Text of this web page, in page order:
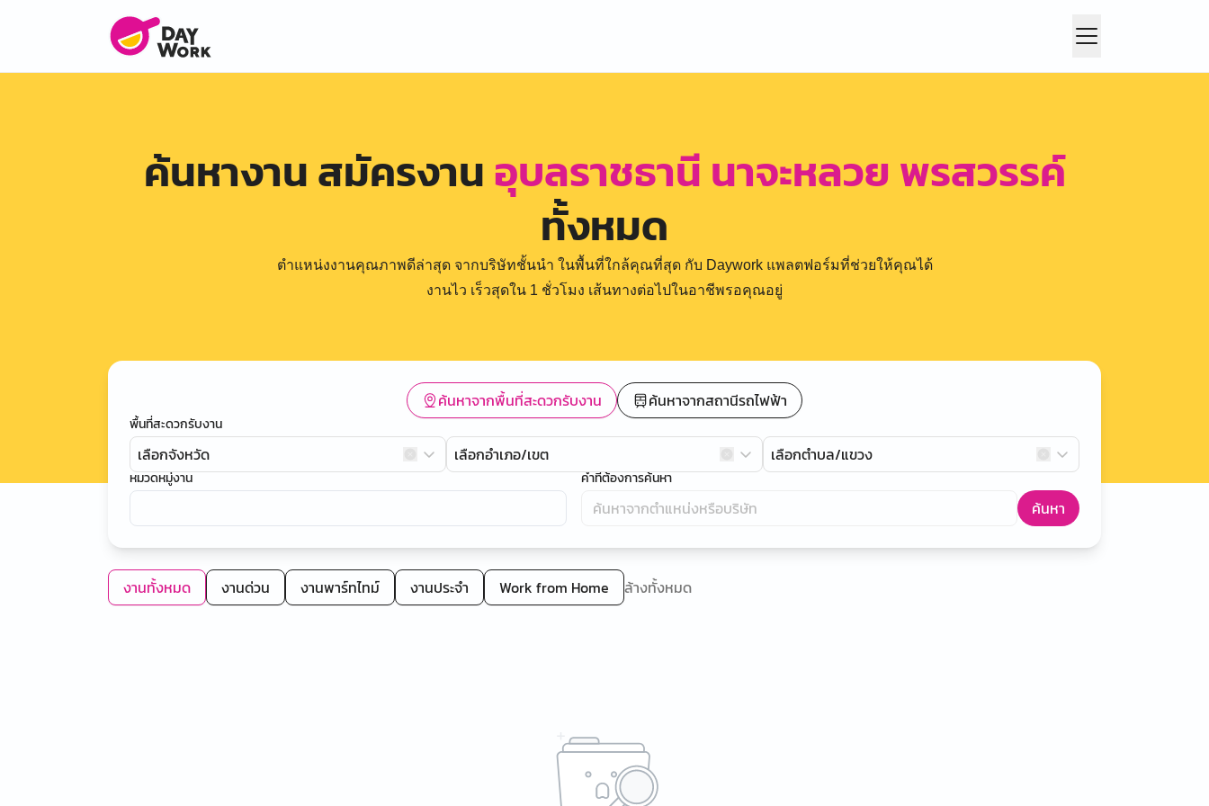
ค้นหางาน สมัครงานอุบลราชธานี นาจะหลวย พรสวรรค์
ทั้งหมด
ตำแหน่งงานคุณภาพดีล่าสุด จากบริษัทชั้นนำ ในพื้นที่ใกล้คุณที่สุด กับ Daywork แพลตฟอร์มที่ช่วยให้คุณได้
งานไว เร็วสุดใน 1 ชั่วโมง เส้นทางต่อไปในอาชีพรอคุณอยู่
ค้นหาจากพื้นที่สะดวกรับงาน ค้นหาจากสถานีรถไฟฟ้า
พื้นที่สะดวกรับงาน
เลือกจังหวัด เลือกอำเภอ/เขต เลือกตำบล/แขวง
หมวดหมู่งาน คำที่ต้องการค้นหา
ค้นหา
งานทั้งหมด งานด่วน งานพาร์ทไทม์ งานประจำ Work from Home ล้างทั้งหมด